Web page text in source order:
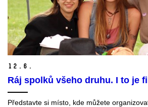
12. 6.
Ráj spolků všeho druhu. I to je
Představte si místo, kde můžete